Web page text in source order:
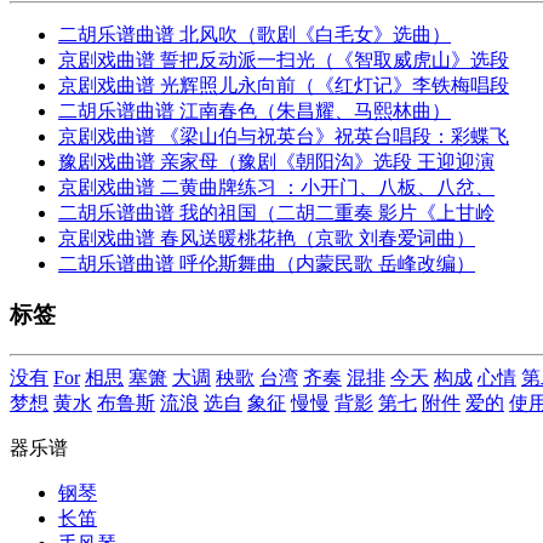
二胡乐谱曲谱 北风吹（歌剧《白毛女》选曲）
京剧戏曲谱 誓把反动派一扫光（《智取威虎山》选段
京剧戏曲谱 光辉照儿永向前（《红灯记》李铁梅唱段
二胡乐谱曲谱 江南春色（朱昌耀、马熙林曲）
京剧戏曲谱 《梁山伯与祝英台》祝英台唱段：彩蝶飞
豫剧戏曲谱 亲家母（豫剧《朝阳沟》选段 王迎迎演
京剧戏曲谱 二黄曲牌练习 ：小开门、八板、八岔、
二胡乐谱曲谱 我的祖国（二胡二重奏 影片《上甘岭
京剧戏曲谱 春风送暖桃花艳（京歌 刘春爱词曲）
二胡乐谱曲谱 呼伦斯舞曲（内蒙民歌 岳峰改编）
标签
没有 For 相思 塞箫 大调 秧歌 台湾 齐奏 混排 今天 构成 心情
梦想 黄水 布鲁斯 流浪 选自 象征 慢慢 背影 第七 附件 爱的 使
器乐谱
钢琴
长笛